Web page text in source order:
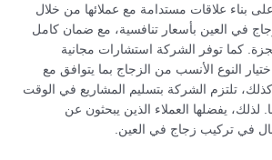
بناء علاقات مستدامة مع عملائها من خلال
في العين بأسعار تنافسية، مع ضمان كامل
كما توفر الشركة استشارات مجانية
النوع الأنسب من الزجاج بما يتوافق مع
كذلك، تلتزم الشركة بتسليم المشاريع في الوقت
لذلك، يفضلها العملاء الذين يبحثون عن
في تركيب زجاج في العين.